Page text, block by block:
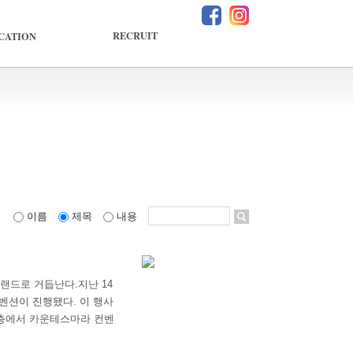
RECRUIT
이름 제목 내용
드로 거듭난다.지난 14
션이 진행됐다. 이 행사
에서 카운테스마라 컨벤